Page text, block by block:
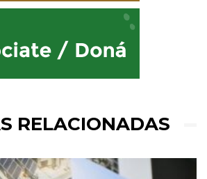
RELACIONADAS